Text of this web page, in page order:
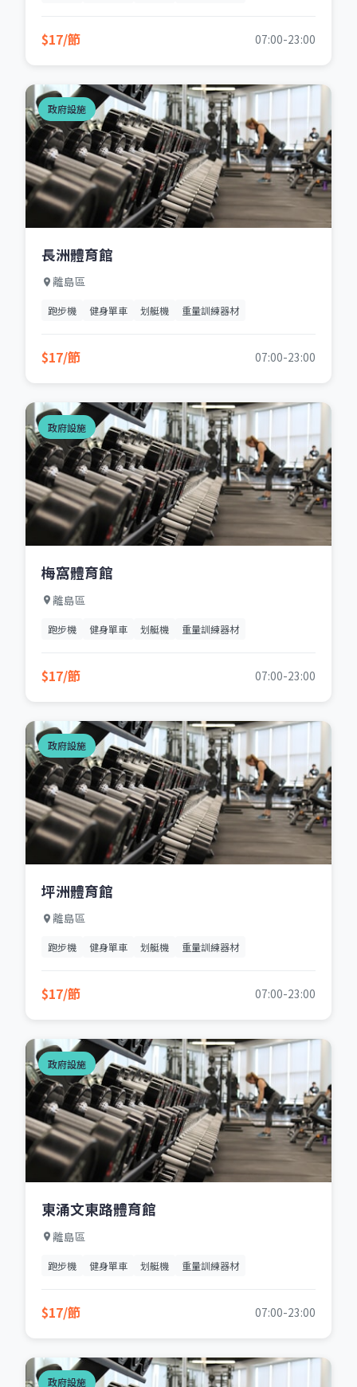
$17/節 07:00-23:00
政府設施
長洲體育館
離島區
跑步機 健身單車 划艇機 重量訓練器材
$17/節 07:00-23:00
政府設施
梅窩體育館
離島區
跑步機 健身單車 划艇機 重量訓練器材
$17/節 07:00-23:00
政府設施
坪洲體育館
離島區
跑步機 健身單車 划艇機 重量訓練器材
$17/節 07:00-23:00
政府設施
東涌文東路體育館
離島區
跑步機 健身單車 划艇機 重量訓練器材
$17/節 07:00-23:00
政府設施